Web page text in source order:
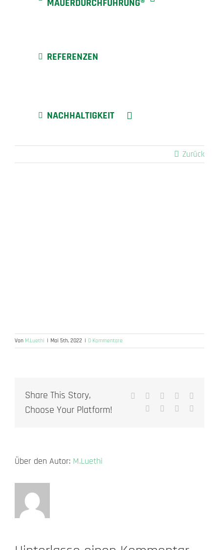
MAUERDURCHFÜHRUNG®
REFERENZEN
NACHHALTIGKEIT
Zurück
Von M.Luethi | Mai 5th, 2022 | 0 Kommentare
Share This Story,
Choose Your Platform!
Facebook Reddit LinkedIn
TumblrPinterest
Über den Autor: M.Luethi